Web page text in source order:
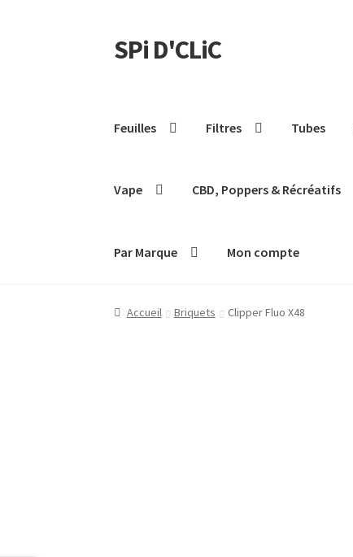
SPi D'CLiC
Feuilles Filtres Tubes
Vape CBD, Poppers & Récréatifs
Par Marque Mon compte
Accueil Briquets Clipper Fluo X48